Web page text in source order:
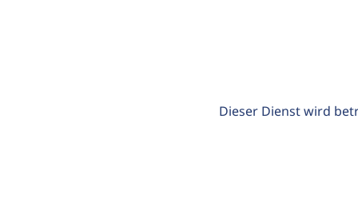
Dieser Dienst wird